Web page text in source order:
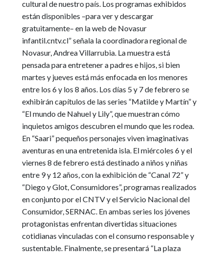
cultural de nuestro país. Los programas exhibidos
están disponibles –para ver y descargar
gratuitamente– en la web de Novasur
infantil.cntv.cl” señala la coordinadora regional de
Novasur, Andrea Villarrubia. La muestra está
pensada para entretener a padres e hijos, si bien
martes y jueves está más enfocada en los menores
entre los 6 y los 8 años. Los días 5 y 7 de febrero se
exhibirán capítulos de las series “Matilde y Martín” y
“El mundo de Nahuel y Lily”, que muestran cómo
inquietos amigos descubren el mundo que les rodea.
En “Saari” pequeños personajes viven imaginativas
aventuras en una entretenida isla. El miércoles 6 y el
viernes 8 de febrero está destinado a niños y niñas
entre 9 y 12 años, con la exhibición de “Canal 72” y
“Diego y Glot, Consumidores”, programas realizados
en conjunto por el CNTV y el Servicio Nacional del
Consumidor, SERNAC. En ambas series los jóvenes
protagonistas enfrentan divertidas situaciones
cotidianas vinculadas con el consumo responsable y
sustentable. Finalmente, se presentará “La plaza